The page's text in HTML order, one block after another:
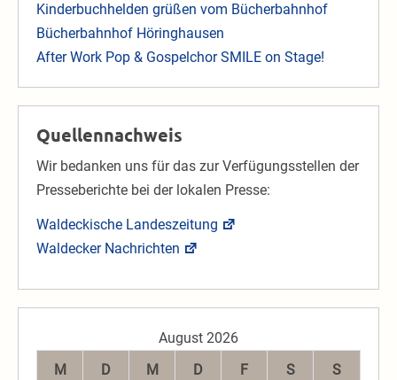
Kinderbuchhelden grüßen vom Bücherbahnhof
Bücherbahnhof Höringhausen
After Work Pop & Gospelchor SMILE on Stage!
Quellennachweis
Wir bedanken uns für das zur Verfügungsstellen der
Presseberichte bei der lokalen Presse:
Waldeckische Landeszeitung
Waldecker Nachrichten
August 2026
M
D M D F S S